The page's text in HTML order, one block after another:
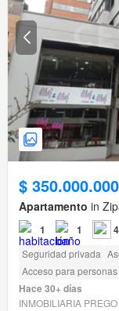
$ 350.000.000
Apartamento in
1 1
Seguridad privada
Acceso para
Hace 30+ días
INMOBILIARIA